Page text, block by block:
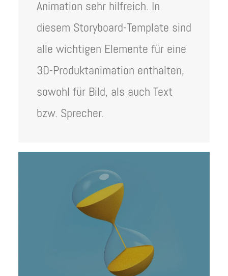
Animation sehr hilfreich. In
diesem Storyboard-Template sind
alle wichtigen Elemente für eine
3D-Produktanimation enthalten,
sowohl für Bild, als auch Text
bzw. Sprecher.